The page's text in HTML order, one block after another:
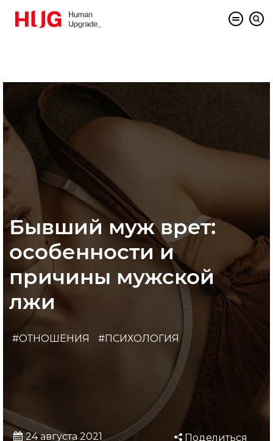
Бывший муж врет:
особенности и
причины мужской
лжи
#ОТНОШЕНИЯ #ПСИХОЛОГИЯ
24 августа 2021 Поделиться